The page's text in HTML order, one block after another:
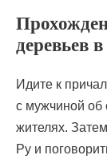
деревьев
Идите к
с мужчиной об
жителях.
Ру и